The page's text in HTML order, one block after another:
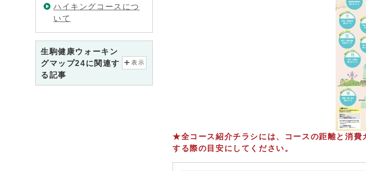
★全コース紹介チラシには、コースの距離と消費
する際の目安にしてください。
ハイキングコースにつ
いて
生駒健康ウォーキン
グマップ24に関連す
る記事
表示